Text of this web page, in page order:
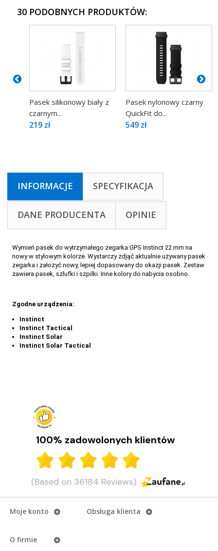
30 PODOBNYCH PRODUKTÓW:
Pasek silikonowy biały z
czarnym...
219 zł
Pasek nylonowy czarny
QuickFit do...
549 zł
INFORMACJE SPECYFIKACJA
DANE PRODUCENTA OPINIE
Wymień pasek do wytrzymałego zegarka GPS Instinct 22 mm na
nowy w stylowym kolorze. Wystarczy zdjąć aktualnie używany pasek
zegarka i założyć nowy, lepiej dopasowany do okazji pasek. Zestaw
zawiera pasek, szlufki i szpilki. Inne kolory do nabycia osobno.
Zgodne urządzenia:
Instinct
Instinct Tactical
Instinct Solar
Instinct Solar Tactical
100% zadowolonych klientów
(Based on 36184 Reviews)
Moje konto
O firmie
Obsługa klienta